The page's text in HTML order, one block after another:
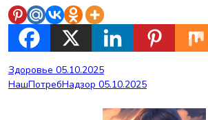
Навигация
по
Здоровье 05.10.2025
НашПотребНадзор 05.10.2025